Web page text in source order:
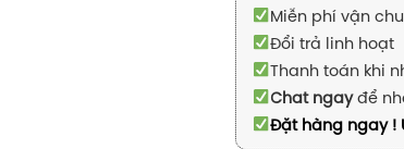
Miễn phí vận
Đổi trả linh hoạt
Thanh toán khi
Chat ngayđể
Đặt hàng ngay !